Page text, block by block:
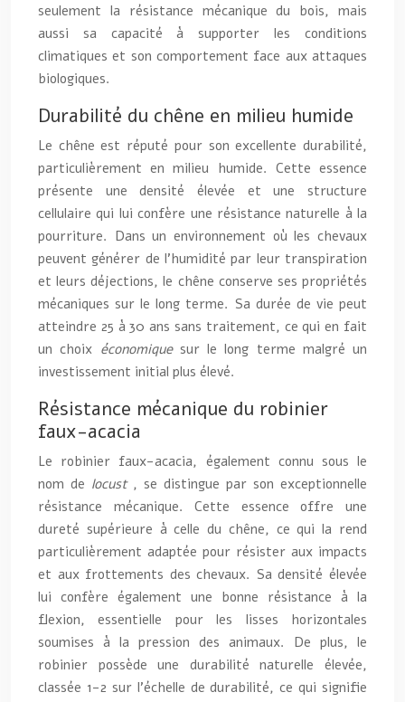
seulement la résistance mécanique du bois, mais
aussi sa capacité à supporter les conditions
climatiques et son comportement face aux attaques
biologiques.
Durabilité du chêne en milieu humide
Le chêne est réputé pour son excellente durabilité,
particulièrement en milieu humide. Cette essence
présente une densité élevée et une structure
cellulaire qui lui confère une résistance naturelle à la
pourriture. Dans un environnement où les chevaux
peuvent générer de l’humidité par leur transpiration
et leurs déjections, le chêne conserve ses propriétés
mécaniques sur le long terme. Sa durée de vie peut
atteindre 25 à 30 ans sans traitement, ce qui en fait
un choix économique sur le long terme malgré un
investissement initial plus élevé.
Résistance mécanique du robinier
faux-acacia
Le robinier faux-acacia, également connu sous le
nom de locust , se distingue par son exceptionnelle
résistance mécanique. Cette essence offre une
dureté supérieure à celle du chêne, ce qui la rend
particulièrement adaptée pour résister aux impacts
et aux frottements des chevaux. Sa densité élevée
lui confère également une bonne résistance à la
flexion, essentielle pour les lisses horizontales
soumises à la pression des animaux. De plus, le
robinier possède une durabilité naturelle élevée,
classée 1-2 sur l’échelle de durabilité, ce qui signifie